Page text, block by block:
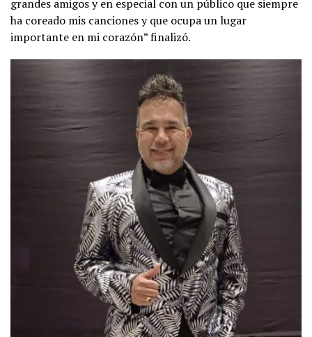
grandes amigos y en especial con un público que siempre
ha coreado mis canciones y que ocupa un lugar
importante en mi corazón” finalizó.